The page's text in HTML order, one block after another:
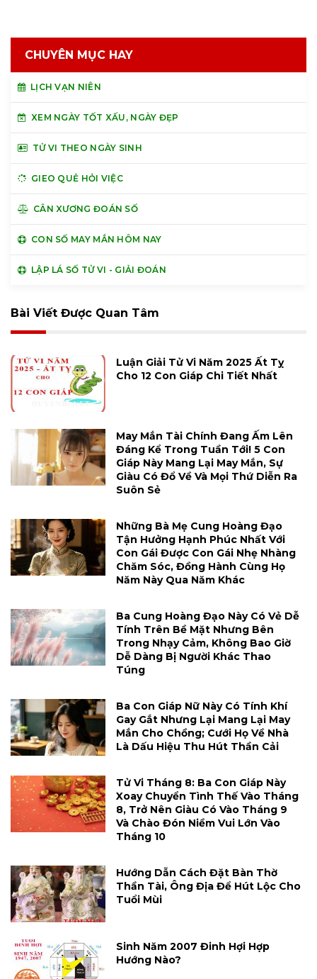
CHUYÊN MỤC HAY
LỊCH VẠN NIÊN
XEM NGÀY TỐT XẤU, NGÀY ĐẸP
TỬ VI THEO NGÀY SINH
GIEO QUẺ HỎI VIỆC
CÂN XƯƠNG ĐOÁN SỐ
CON SỐ MAY MẮN HÔM NAY
LẬP LÁ SỐ TỬ VI - GIẢI ĐOÁN
Bài Viết Được Quan Tâm
Luận Giải Tử Vi Năm 2025 Ất Tỵ
Cho 12 Con Giáp Chi Tiết Nhất
May Mắn Tài Chính Đang Ấm Lên
Đáng Kể Trong Tuần Tới! 5 Con
Giáp Này Mang Lại May Mắn, Sự
Giàu Có Đổ Về Và Mọi Thứ Diễn Ra
Suôn Sẻ
Những Bà Mẹ Cung Hoàng Đạo
Tận Hưởng Hạnh Phúc Nhất Với
Con Gái Được Con Gái Nhẹ Nhàng
Chăm Sóc, Đồng Hành Cùng Họ
Năm Này Qua Năm Khác
Ba Cung Hoàng Đạo Này Có Vẻ Dễ
Tính Trên Bề Mặt Nhưng Bên
Trong Nhạy Cảm, Không Bao Giờ
Dễ Dàng Bị Người Khác Thao
Túng
Ba Con Giáp Nữ Này Có Tính Khí
Gay Gắt Nhưng Lại Mang Lại May
Mắn Cho Chồng; Cưới Họ Về Nhà
Là Dấu Hiệu Thu Hút Thần Cải
Tử Vi Tháng 8: Ba Con Giáp Này
Xoay Chuyển Tình Thế Vào Tháng
8, Trở Nên Giàu Có Vào Tháng 9
Và Chào Đón Niềm Vui Lớn Vào
Tháng 10
Hướng Dẫn Cách Đặt Bàn Thờ
Thần Tài, Ông Địa Để Hút Lộc Cho
Tuổi Mùi
Sinh Năm 2007 Đinh Hợi Hợp
Hướng Nào?